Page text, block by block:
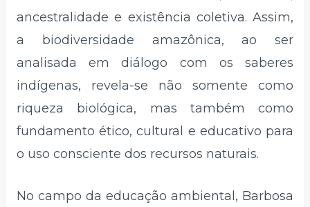
ancestralidade e existência coletiva. Assim,
a biodiversidade amazônica, ao ser
analisada em diálogo com os saberes
indígenas, revela-se não somente como
riqueza biológica, mas também como
fundamento ético, cultural e educativo para
o uso consciente dos recursos naturais.
No campo da educação ambiental, Barbosa